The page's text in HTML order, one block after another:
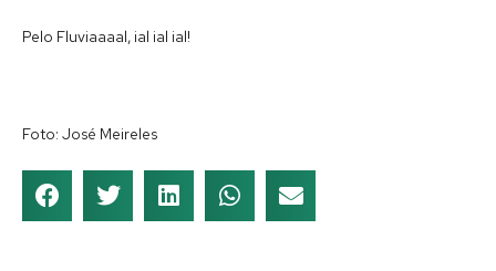
Pelo Fluviaaaal, ial ial ial!
Foto: José Meireles